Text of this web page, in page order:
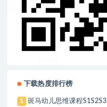
下载热度排行榜
1 斑马幼儿思维课程S1S2S3